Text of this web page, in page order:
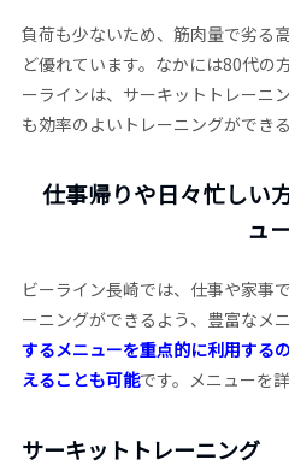
負荷も少ないため、筋肉量で劣る
ど優れています。なかには80代の
ーラインは、サーキットトレーニ
も効率のよいトレーニングができ
仕事帰りや日々忙しい
ュ
ビーライン長崎では、仕事や家事
ーニングができるよう、豊富なメ
するメニューを重点的に利用する
えることも可能です。メニューを
サーキットトレーニング